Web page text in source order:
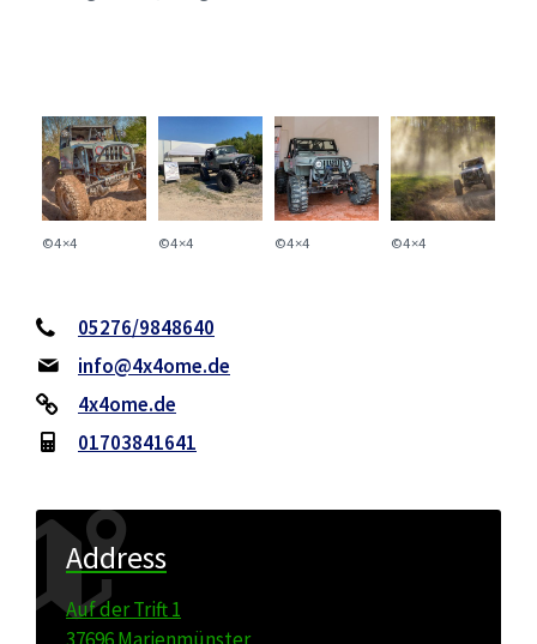
©4×4 ©4×4 ©4×4 ©4×4
05276/9848640
info@4x4ome.de
4x4ome.de
01703841641
Address
Auf der Trift 1
37696 Marienmünster